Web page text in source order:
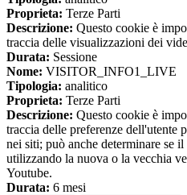
Proprieta: Terze Parti
Descrizione: Questo cookie è
traccia delle visualizzazioni dei
Durata: Sessione
Nome: VISITOR_INFO1_LIVE
Tipologia: analitico
Proprieta: Terze Parti
Descrizione: Questo cookie è
traccia delle preferenze dell'utente
nei siti; può anche determinare se
utilizzando la nuova o la vecchia
Youtube.
Durata: 6 mesi